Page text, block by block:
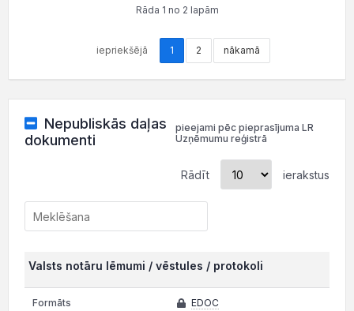
Rāda 1 no 2 lapām
iepriekšējā 1 2 nākamā
Nepubliskās daļas
dokumenti
pieejami pēc pieprasījuma LR
Uzņēmumu reģistrā
Rādīt ierakstus
Valsts notāru lēmumi / vēstules / protokoli
EDOC